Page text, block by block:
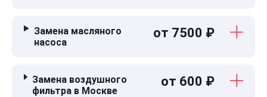
Замена масляного
насоса
от 7500 ₽
Замена воздушного
фильтра в Москве
от 600 ₽